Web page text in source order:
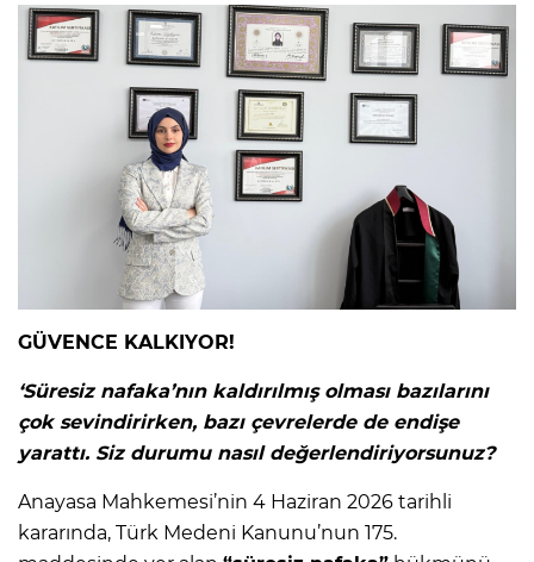
GÜVENCE KALKIYOR!
‘Süresiz nafaka’nın kaldırılmış olması bazılarını
çok sevindirirken, bazı çevrelerde de endişe
yarattı. Siz durumu nasıl değerlendiriyorsunuz?
Anayasa Mahkemesi’nin 4 Haziran 2026 tarihli
kararında, Türk Medeni Kanunu’nun 175.